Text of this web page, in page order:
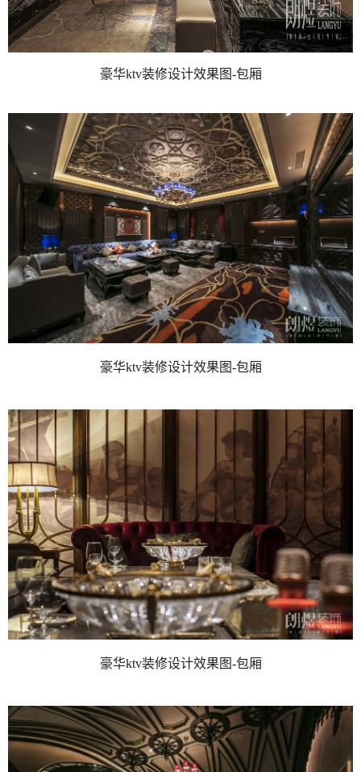
豪华ktv装修设计效果图-包厢
豪华ktv装修设计效果图-包厢
豪华ktv装修设计效果图-包厢